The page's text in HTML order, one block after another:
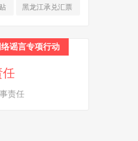
现(232)
黑龙江承兑汇票
谣言专项行动
任
责任